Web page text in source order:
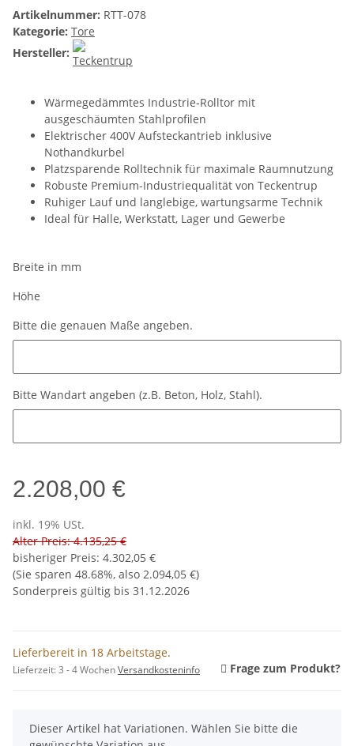
Artikelnummer: RTT-078
Kategorie: Tore
Hersteller:
Wärmegedämmtes Industrie-Rolltor mit
ausgeschäumten Stahlprofilen
Elektrischer 400V Aufsteckantrieb inklusive
Nothandkurbel
Platzsparende Rolltechnik für maximale Raumnutzung
Robuste Premium-Industriequalität von Teckentrup
Ruhiger Lauf und langlebige, wartungsarme Technik
Ideal für Halle, Werkstatt, Lager und Gewerbe
Breite in mm
Höhe
Bitte die genauen Maße angeben.
Bitte Wandart angeben (z.B. Beton, Holz, Stahl).
2.208,00 €
inkl. 19% USt.
Alter Preis: 4.135,25 €
bisheriger Preis: 4.302,05 €
(Sie sparen 48.68%, also 2.094,05 €)
Sonderpreis gültig bis 31.12.2026
Lieferbereit in 18 Arbeitstage.
Lieferzeit:3 - 4 WochenVersandkosteninfo Frage zum Produkt?
x
Dieser Artikel hat Variationen. Wählen Sie bitte die